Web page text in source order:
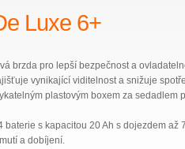
Luxe 6+
brzda pro lepší bezpečnost a
vynikající viditelnost a snižuje
plastovým boxem za sedadlem
baterie s kapacitou 20 Ah s dojezdem až
a dobíjení.